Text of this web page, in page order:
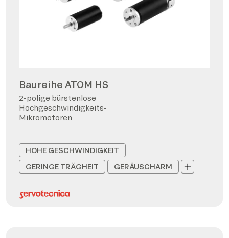
Baureihe ATOM HS
2-polige bürstenlose
Hochgeschwindigkeits-
Mikromotoren
HOHE GESCHWINDIGKEIT
GERINGE TRÄGHEIT
GERÄUSCHARM